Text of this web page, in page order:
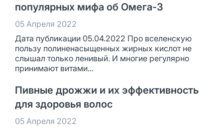
популярных мифа об Омега-3
05 Апреля 2022
Дата публикации 05.04.2022 Про вселенскую
пользу полиненасыщенных жирных кислот не
слышал только ленивый. И многие регулярно
принимают витами...
Пивные дрожжи и их эффективность
для здоровья волос
05 Апреля 2022